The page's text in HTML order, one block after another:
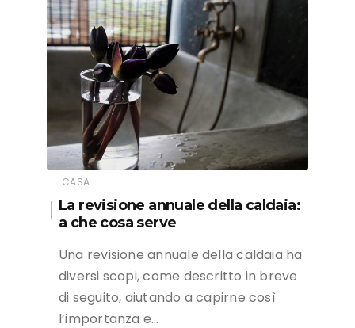
CASA
La revisione annuale della caldaia:
a che cosa serve
Una revisione annuale della caldaia ha
diversi scopi, come descritto in breve
di seguito, aiutando a capirne così
l’importanza e…